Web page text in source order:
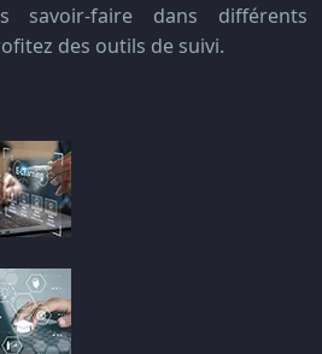
savoir-faire dans différents
des outils de suivi.